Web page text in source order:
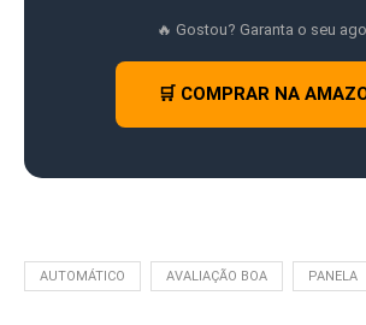
🔥 Gostou? Garanta o seu
🛒 COMPRAR NA
AUTOMÁTICO AVALIAÇÃO BOA PANELA